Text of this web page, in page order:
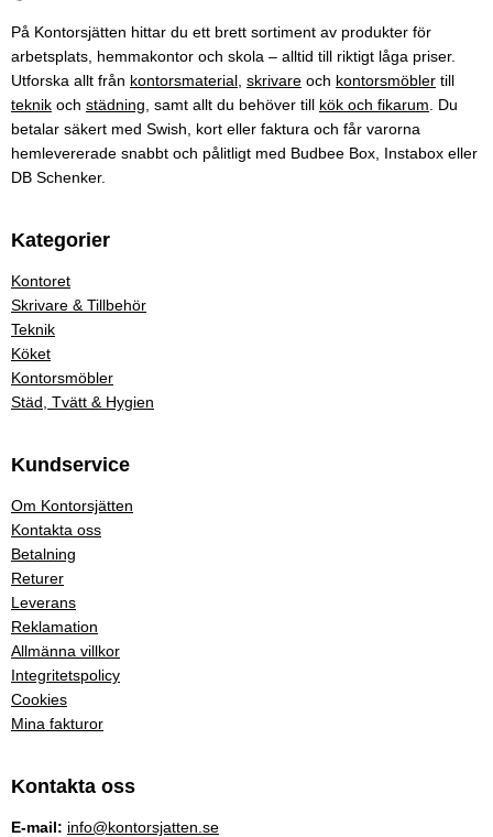
På Kontorsjätten hittar du ett brett sortiment av produkter för
arbetsplats, hemmakontor och skola – alltid till riktigt låga priser.
Utforska allt från kontorsmaterial skrivare och kontorsmöbler till
teknik och städning , samt allt du behöver till kök och fikarum . Du
betalar säkert med Swish, kort eller faktura och får varorna
hemlevererade snabbt och pålitligt med Budbee Box, Instabox eller
DB Schenker.
Kategorier
Kontoret
Skrivare & Tillbehör
Teknik
Köket
Kontorsmöbler
Städ, Tvätt & Hygien
Kundservice
Om Kontorsjätten
Kontakta oss
Betalning
Returer
Leverans
Reklamation
Allmänna villkor
Integritetspolicy
Cookies
Mina fakturor
Kontakta oss
E-mail: info@kontorsjatten.se